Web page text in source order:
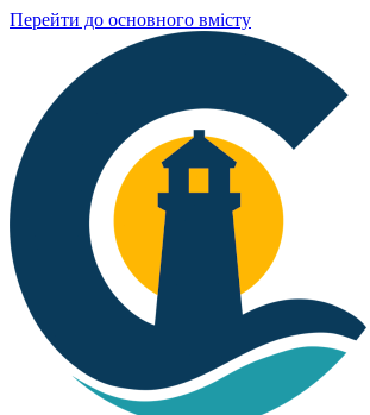
Перейти до основного вмісту